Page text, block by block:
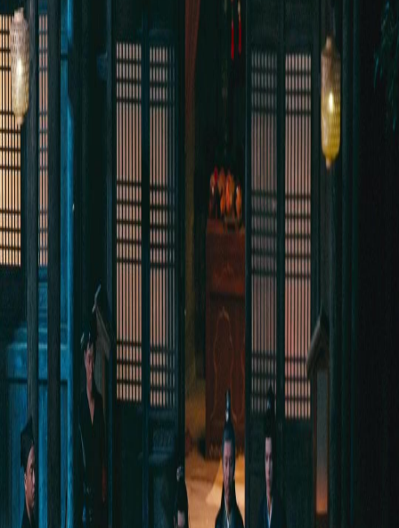
Desbloquear este episódio
Todos os episódiosRetorno do Deus da Espada
Retorno do Deus da Espada Episódio
Retorno do Poderoso
Justiça Instantânea
Virada de Jogo
Retorno do Deus da Espada
O Primeiro Guarda-Rotas do Mundo recebeu um encargo especial: levar o traidor Mauro
Souza à Capital para execução. Com a Porta da Sombra ameaçando assaltar, a jornada é
perigosa. Os guarda-rotas juraram protegê-lo com vidas, para eliminar o mal. O chefe Davi
Lemos descobriu que o empregado A Jiu é o Deus da Espada aposentado, o convidou para
proteger secretamente e finalmente derrotou a Porta da Sombra...